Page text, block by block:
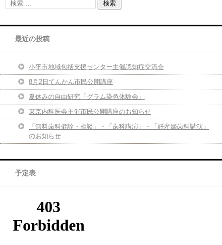
最近の投稿
小平市地域包括支援センター主催認知症交流会
8月2日てんかん市民公開講座
夏休みの自由研究「グラム染色体験会」
東京内科医会主催市民公開講座のお知らせ
「無料歯科健診・相談」・「歯科講演」・「妊産婦歯科講演」
のお知らせ
予定表